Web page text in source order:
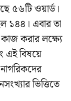
৫৬টি ওয়ার্ড।
১৪৪। এবার তা
করার লক্ষ্যে
এই বিষয়ে
ভিত্তিতে